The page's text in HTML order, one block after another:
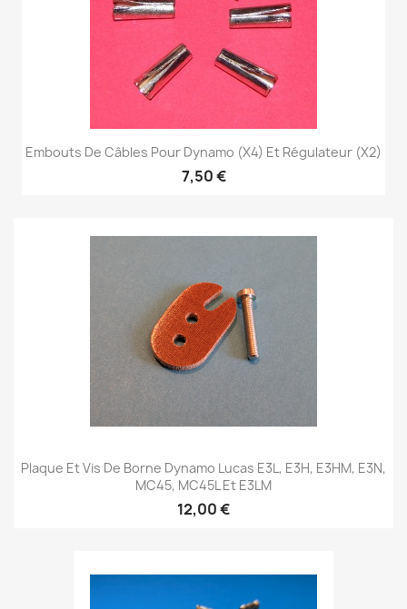
Embouts De Câbles Pour Dynamo (x4) Et Régulateur (x2)
7,50 €
Plaque Et Vis De Borne Dynamo Lucas E3L, E3H, E3HM, E3N,
MC45, MC45L Et E3LM
12,00 €